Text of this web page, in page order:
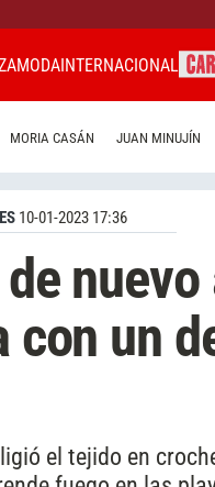
MODAINTERNACIONAL
MORIA CASÁN JUAN MINUJÍN
10-01-2023 17:36
con un
el tejido en